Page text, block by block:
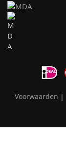
Voorwaarden |